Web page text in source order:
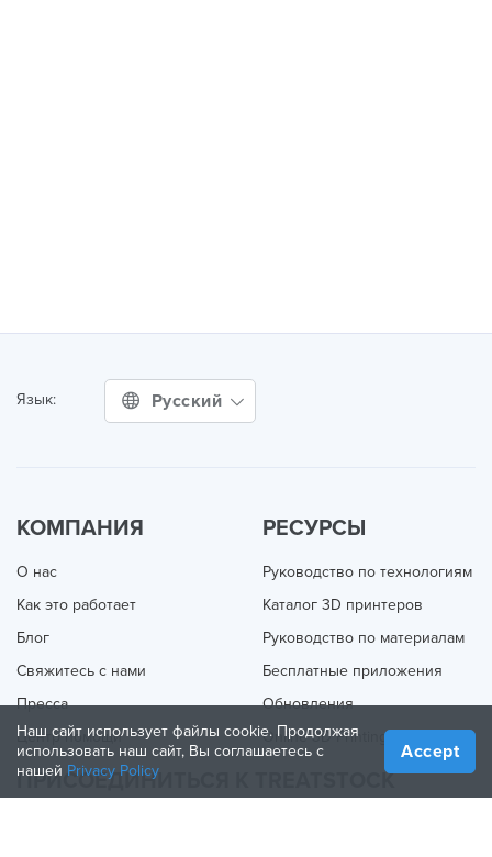
Язык: Русский
КОМПАНИЯ
О нас
Как это работает
Блог
Свяжитесь с нами
Пресса
Центр помощи
РЕСУРСЫ
Руководство по технологиям
Каталог 3D принтеров
Руководство по материалам
Бесплатные приложения
Обновления
Online 3D Printing
ПРИСОЕДИНИТЬСЯ К TREATSTOCK
Наш сайт использует файлы cookie. Продолжая
использовать наш сайт, Вы соглашаетесь с
нашей Privacy Policy
Accept